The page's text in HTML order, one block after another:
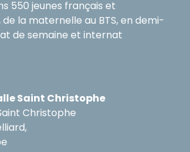
550 jeunes français et
la maternelle au BTS, en demi-
de semaine et internat
Saint Christophe
Christophe